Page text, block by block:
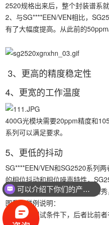
2520规格出来后，整个封装谱系就
2、与SG****EEN/VEN相比，
有了大幅度提高。从此前的
3、更高的精度稳定性
4、更宽的工作温度
400G光模块需要20ppm精度和
系列可以满足要求。
5、更低的抖动
SG****EEN/VEN和SG2520系列
的相位抖动和相位噪声特性，
产品在这两方面参数性能更加优
图我们举例说明：
在相同的测试条件下，后者比前者